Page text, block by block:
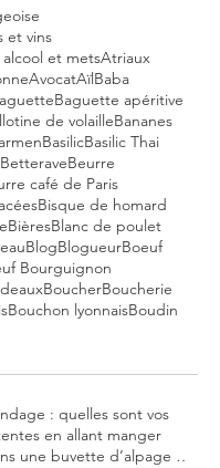
et vins
alcool et metsAtriaux
AvocatAïlBaba
Baguette apéritive
de volailleBananes
BasilicBasilic Thai
BetteraveBeurre
café de Paris
Bisque de homard
BièresBlanc de poulet
BlogBlogueurBoeuf
Bourguignon
BoucherBoucherie
Bouchon lyonnaisBoudin
: quelles sont vos
en allant manger
une buvette d’alpage et,